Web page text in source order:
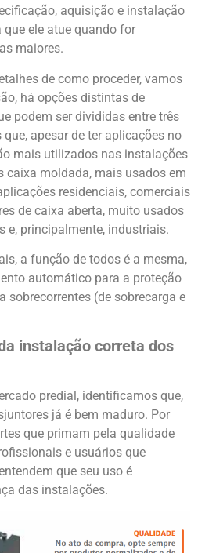
aquisição e instalação
ele atue quando for
maiores.
de como proceder, vamos
há opções distintas de
podem ser divididas entre três
apesar de ter aplicações no
mais utilizados nas instalações
caixa moldada, mais usados em
residenciais, comerciais
de caixa aberta, muito usados
e, principalmente, industriais.
a função de todos é a mesma,
automático para a proteção
sobrecorrentes (de sobrecarga e
instalação correta dos
predial, identificamos que,
já é bem maduro. Por
que primam pela qualidade
e usuários que
que seu uso é
das instalações.